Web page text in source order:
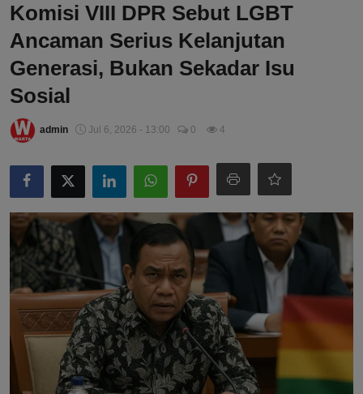
Komisi VIII DPR Sebut LGBT
Ancaman Serius Kelanjutan
Generasi, Bukan Sekadar Isu
Sosial
admin Jul 6, 2026 - 13:00 0 4